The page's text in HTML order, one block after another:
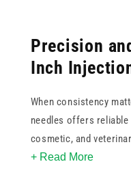
Precision
Inch
When consistency
needles offers
cosmetic, and
of gauges, including
+ Read More